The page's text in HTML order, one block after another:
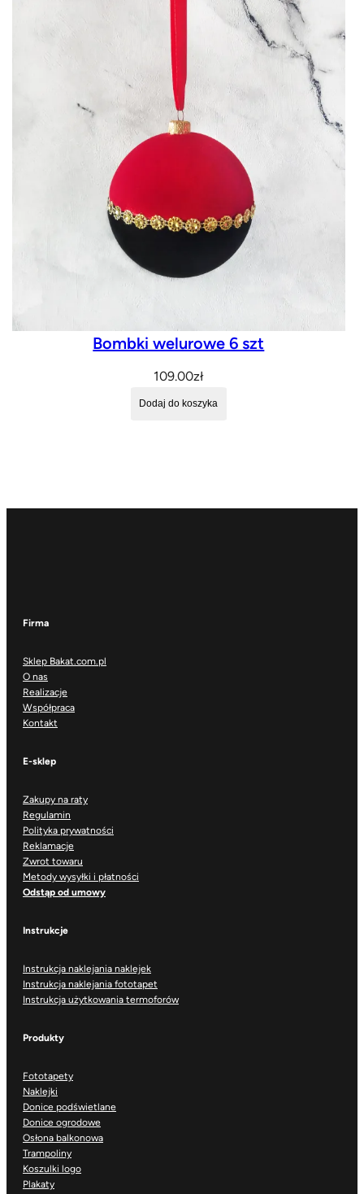
Bombki welurowe 6 szt
109.00zł
Dodaj do koszyka
Firma
Sklep Bakat.com.pl
O nas
Realizacje
Współpraca
Kontakt
E-sklep
Zakupy na raty
Regulamin
Polityka prywatności
Reklamacje
Zwrot towaru
Metody wysyłki i płatności
Odstąp od umowy
Instrukcje
Instrukcja naklejania naklejek
Instrukcja naklejania fototapet
Instrukcja użytkowania termoforów
Produkty
Fototapety
Naklejki
Donice podświetlane
Donice ogrodowe
Osłona balkonowa
Trampoliny
Koszulki logo
Plakaty